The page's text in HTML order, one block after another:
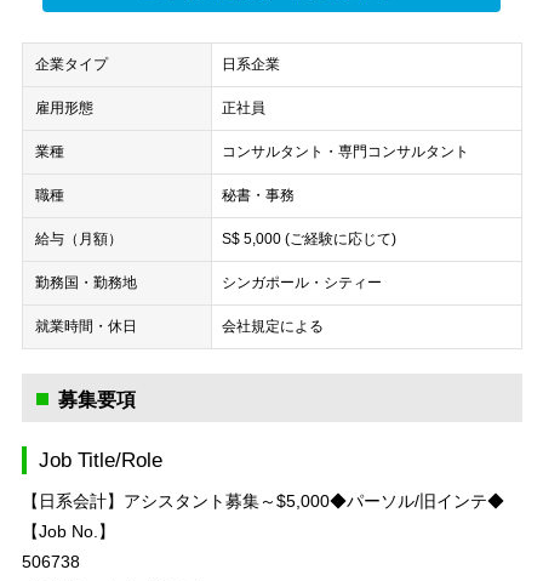
企業タイプ 日系企業
雇用形態 正社員
業種 コンサルタント・専門コンサルタント
職種 秘書・事務
給与（月額） S$ 5,000 (ご経験に応じて)
勤務国・勤務地 シンガポール・シティー
就業時間・休日 会社規定による
募集要項
Job Title/Role
【日系会計】アシスタント募集～$5,000◆パーソル/旧インテ◆
【Job No.】
506738